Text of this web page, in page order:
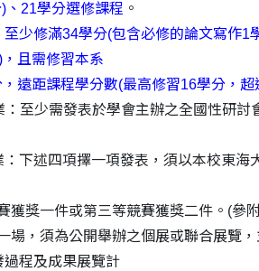
)、21學分選修課程 。
至少修滿34學分(包含必修的論文寫作1
且需修習本系
距課程學分數(最高修習16學分，超
至少需發表於學會主辦之全國性研討
下述四項擇一項發表，須以本校東海
獎一件或第三等競賽獲獎二件。(參
，須為公開舉辦之個展或聯合展覽
程及成果展覽計